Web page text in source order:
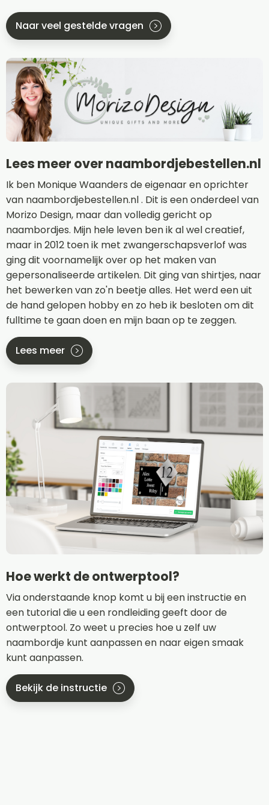
Naar veel gestelde vragen
Lees meer over naambordjebestellen.nl
Ik ben Monique Waanders de eigenaar en oprichter
van naambordjebestellen.nl . Dit is een onderdeel van
Morizo Design, maar dan volledig gericht op
naambordjes. Mijn hele leven ben ik al wel creatief,
maar in 2012 toen ik met zwangerschapsverlof was
ging dit voornamelijk over op het maken van
gepersonaliseerde artikelen. Dit ging van shirtjes, naar
het bewerken van zo'n beetje alles. Het werd een uit
de hand gelopen hobby en zo heb ik besloten om dit
fulltime te gaan doen en mijn baan op te zeggen.
Lees meer
Hoe werkt de ontwerptool?
Via onderstaande knop komt u bij een instructie en
een tutorial die u een rondleiding geeft door de
ontwerptool. Zo weet u precies hoe u zelf uw
naambordje kunt aanpassen en naar eigen smaak
kunt aanpassen.
Bekijk de instructie